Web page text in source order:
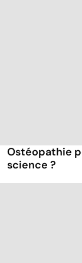
Ostéopathie
science ?